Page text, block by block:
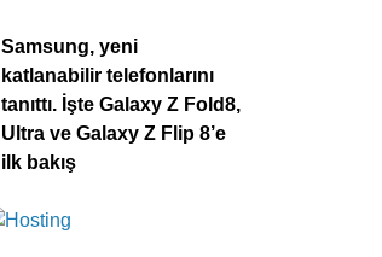
Samsung, yeni
katlanabilir telefonlarını
tanıttı. İşte Galaxy Z Fold8,
Ultra ve Galaxy Z Flip 8’e
ilk bakış